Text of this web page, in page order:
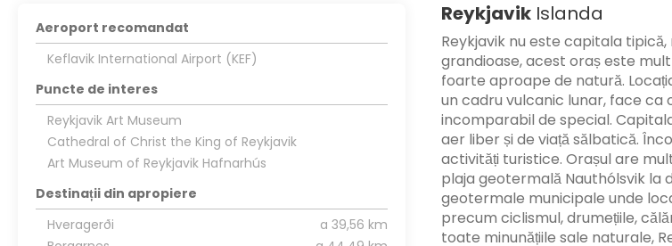
ReykjavikIslanda
Reykjavik nu este capitala
grandioase, acest oraș este
foarte aproape de natură.
un cadru vulcanic lunar, face ca
incomparabil de special.
aer liber și de viață sălbatică.
activități turistice. Orașul are
plaja geotermală Nauthólsvik la
geotermale municipale unde
precum ciclismul, drumețiile,
toate minunățiile sale naturale,
Aeroport recomandat
Keflavik International Airport (KEF)
Puncte de interes
Reykjavik Art Museum
Cathedral of Christ the King of Reykjavik
Art Museum of Reykjavik Hafnarhús
Destinații din apropiere
Hveragerði
a 39,56 km